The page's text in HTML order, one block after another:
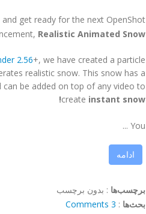
get ready for the next OpenShot
Realistic Animated Snow
2.56+, we have created a particle
realistic snow. This snow has a
be added on top of any video to
create instant snow!
You ...
ادامه
برچسب‌ها : بدون برچسب
بحث‌ها :
3 Comments